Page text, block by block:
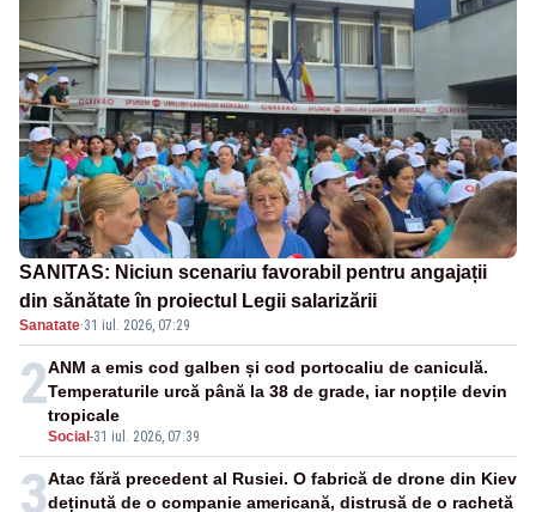
SANITAS: Niciun scenariu favorabil pentru angajații
din sănătate în proiectul Legii salarizării
Sanatate·31 iul. 2026, 07:29
2
Social -31 iul. 2026, 07:39
ANM a emis cod galben și cod portocaliu de caniculă.
Temperaturile urcă până la 38 de grade, iar nopțile devin
tropicale
3Atac fără precedent al Rusiei. O fabrică de drone din Kiev
deținută de o companie americană, distrusă de o rachetă